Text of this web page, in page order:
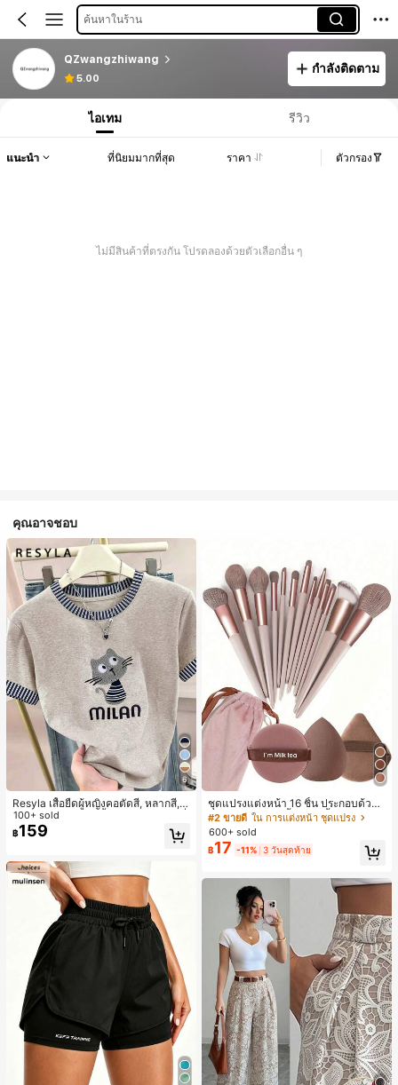
ค้นหาในร้าน
QZwangzhiwang
5.00
กำลังติดตาม
ไอเทม รีวิว
แนะนำ ที่นิยมมากที่สุด ราคา ตัวกรอง
ไม่มีสินค้าที่ตรงกัน โปรดลองด้วยตัวเลือกอื่น ๆ
คุณอาจชอบ
6
Resyla เสื้อยืดผู้หญิงคอตัดสี, หลากสี, ล
ายพิมพ์แมวน่ารัก, เสื้อสำหรับออกไปเที่
ยวฤดูร้อน, ดีไซน์กราฟิก, ความรู้สึกพรีเ
มียม, ลำลองอเนกประสงค์, สวมใส่ประ
เสื้อผ้ากลางแจ้ง
100+ sold
฿159
ชุดแปรงแต่งหน้า 16 ชิ้น ประกอบด้วยแ
ปรงแต่งหน้า 13 ชิ้น, ฟองน้ำแต่งหน้ารู
ปหยดน้ำ 1 ชิ้น, แปรงแป้งรองพื้นกลม 1
ชิ้น และฟองน้ำแต่งหน้ารูปสามเหลี่ยม
1 ชิ้น - ชุดคลาสสิก ทำจากขนสังเคราะ
หญิงและเด็กผู้หญิง เหมาะสำหรับฤดูใบ
ไม้ร่วงและฤดูหนาว
#2 ขายดี ใน การแต่งหน้า ชุดแปรง
600+ sold
฿17 -11% 3 วันสุดท้าย